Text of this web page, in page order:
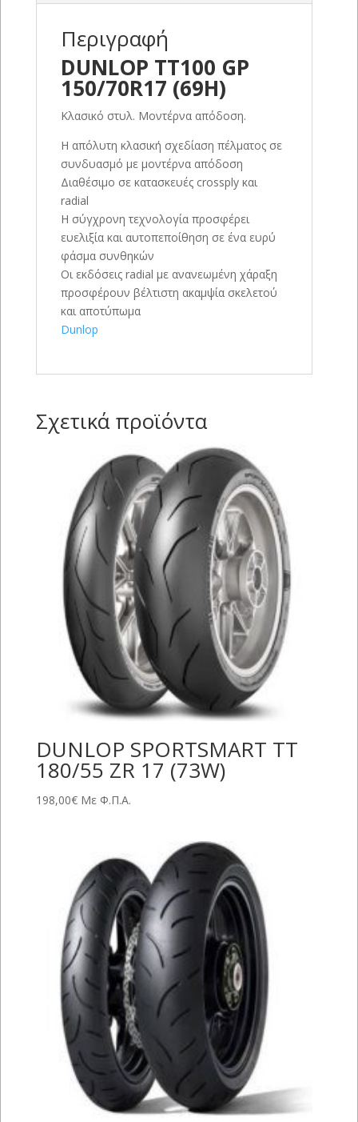
Περιγραφή
DUNLOP TT100 GP
150/70R17 (69H)
Κλασικό στυλ. Μοντέρνα απόδοση.
Η απόλυτη κλασική σχεδίαση πέλματος σε
συνδυασμό με μοντέρνα απόδοση
Διαθέσιμο σε κατασκευές crossply και
radial
Η σύγχρονη τεχνολογία προσφέρει
ευελιξία και αυτοπεποίθηση σε ένα ευρύ
φάσμα συνθηκών
Οι εκδόσεις radial με ανανεωμένη χάραξη
προσφέρουν βέλτιστη ακαμψία σκελετού
και αποτύπωμα
Dunlop
Σχετικά προϊόντα
DUNLOP SPORTSMART TT
180/55 ZR 17 (73W)
198,00€ Με Φ.Π.Α.